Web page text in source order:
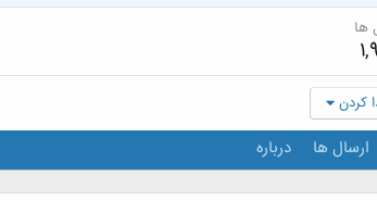
ها
کردن
ارسال ها درباره